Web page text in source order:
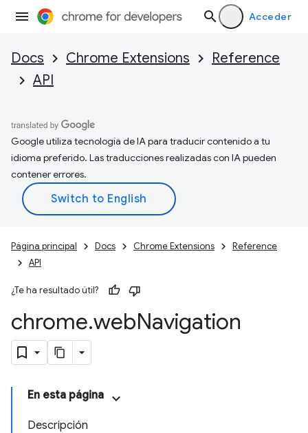
Acceder
Docs Chrome Extensions
Reference
API
Google utiliza tecnología de IA para traducir contenido a tu
idioma preferido. Las traducciones realizadas con IA pueden
contener errores.
Página principal Docs Chrome Extensions
Reference
API
¿Te ha resultado útil?
chrome.webNavigation
En esta página
Descripción